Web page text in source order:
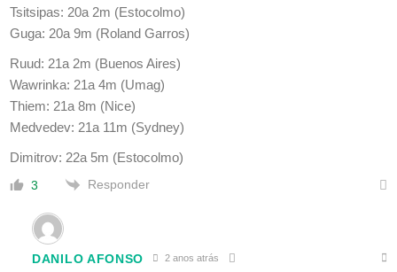
Tsitsipas: 20a 2m (Estocolmo)
Guga: 20a 9m (Roland Garros)
Ruud: 21a 2m (Buenos Aires)
Wawrinka: 21a 4m (Umag)
Thiem: 21a 8m (Nice)
Medvedev: 21a 11m (Sydney)
Dimitrov: 22a 5m (Estocolmo)
3 Responder
DANILO AFONSO 2 anos atrás